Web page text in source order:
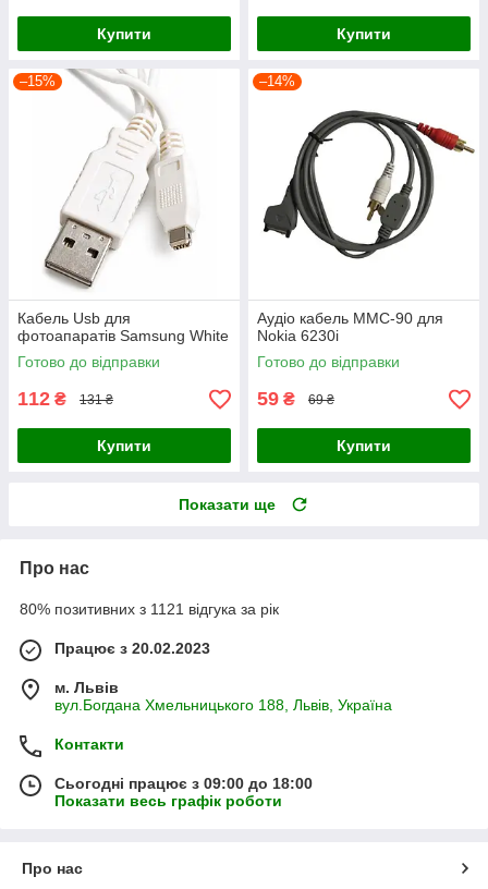
Купити Купити
–15%
Кабель Usb для
фотоапаратів Samsung White
Готово до відправки
112 ₴ 131 ₴
Купити
–14%
Аудіо кабель MMC-90 для
Nokia 6230i
Готово до відправки
59 ₴ 69 ₴
Купити
Показати ще
Про нас
80% позитивних з 1121 відгука за рік
Працює з 20.02.2023
м. Львів
вул.Богдана Хмельницького 188, Львів, Україна
Контакти
Сьогодні працює з 09:00 до 18:00
Показати весь графік роботи
Про нас